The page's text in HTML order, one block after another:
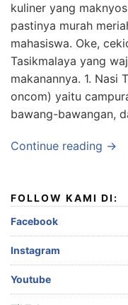
kuliner yang
pastinya murah
mahasiswa. Oke,
Tasikmalaya yang
makanannya. 1. Nasi
oncom) yaitu
bawang-bawangan,
Continue reading →
FOLLOW KAMI DI:
Facebook
Instagram
Youtube